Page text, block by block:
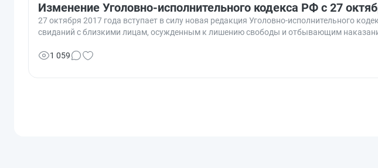
Изменение Уголовно-исполнительного кодекса РФ с 27
27 октября 2017 года вступает в силу новая редакция Уголовно-исполнительного
свиданий с близкими лицам, осужденным к лишению свободы и отбывающим
1 059